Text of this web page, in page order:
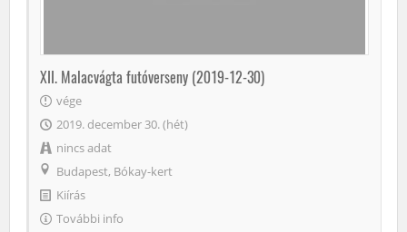
XII. Malacvágta futóverseny (2019-12-30)
vége
2019. december 30. (hét)
nincs adat
Budapest, Bókay-kert
Kiírás
További info